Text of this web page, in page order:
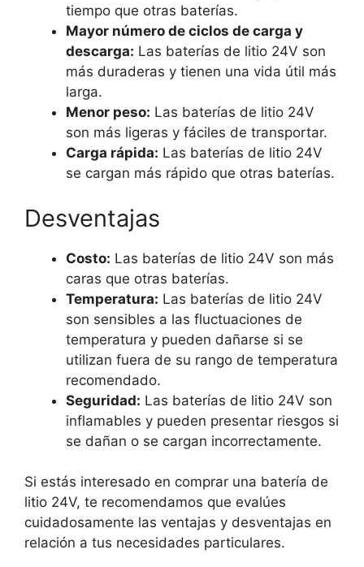
tiempo que otras baterías.
Mayor número de ciclos de carga y
descarga: Las baterías de litio 24V son
más duraderas y tienen una vida útil más
larga.
Menor peso: Las baterías de litio 24V
son más ligeras y fáciles de transportar.
Carga rápida: Las baterías de litio 24V
se cargan más rápido que otras baterías.
Desventajas
Costo: Las baterías de litio 24V son más
caras que otras baterías.
Temperatura: Las baterías de litio 24V
son sensibles a las fluctuaciones de
temperatura y pueden dañarse si se
utilizan fuera de su rango de temperatura
recomendado.
Seguridad: Las baterías de litio 24V son
inflamables y pueden presentar riesgos si
se dañan o se cargan incorrectamente.
Si estás interesado en comprar una batería de
litio 24V, te recomendamos que evalúes
cuidadosamente las ventajas y desventajas en
relación a tus necesidades particulares.